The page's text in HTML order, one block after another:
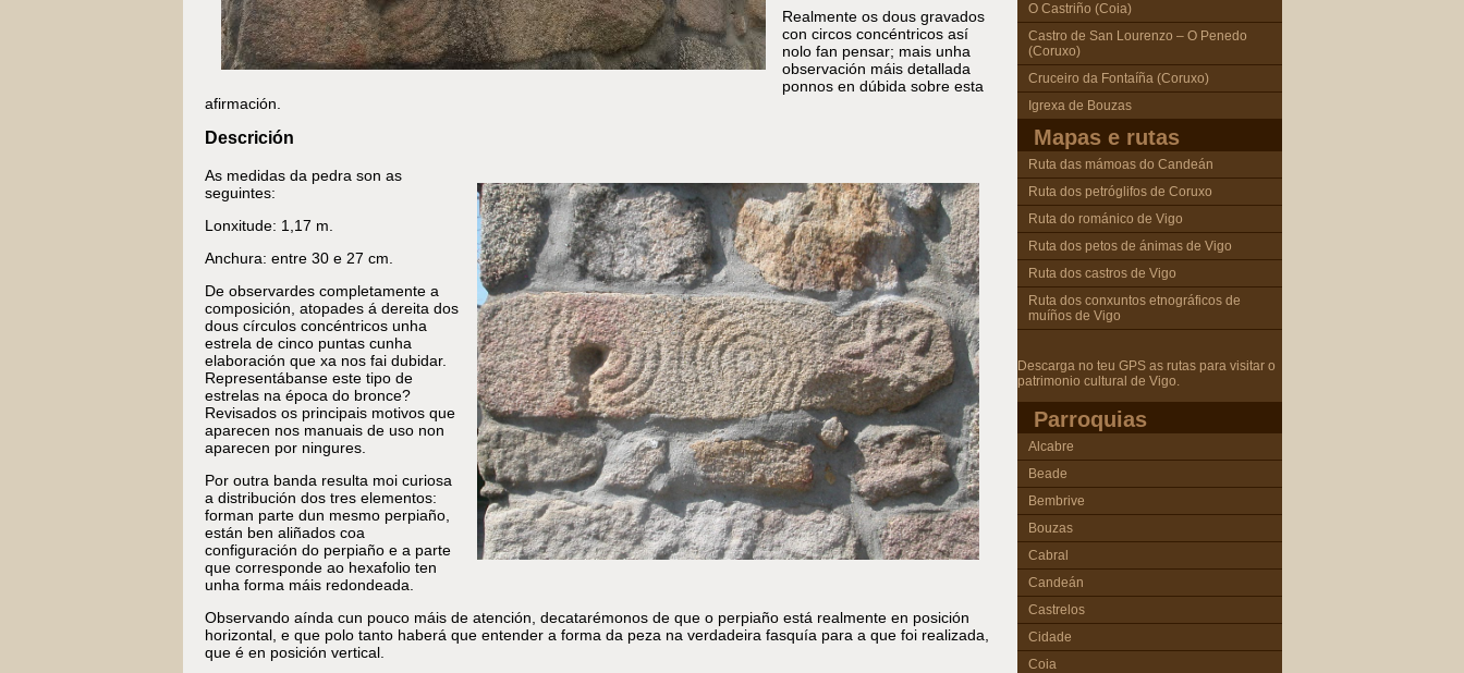
Realmente os dous gravados
con circos concéntricos así
nolo fan pensar; mais unha
observación máis detallada
ponnos en dúbida sobre esta
afirmación.
Descrición
As medidas da pedra son as
seguintes:
Lonxitude: 1,17 m.
Anchura: entre 30 e 27 cm.
De observardes completamente a
composición, atopades á dereita dos
dous círculos concéntricos unha
estrela de cinco puntas cunha
elaboración que xa nos fai dubidar.
Representábanse este tipo de
estrelas na época do bronce?
Revisados os principais motivos que
aparecen nos manuais de uso non
aparecen por ningures.
Por outra banda resulta moi curiosa
a distribución dos tres elementos:
forman parte dun mesmo perpiaño,
están ben aliñados coa
configuración do perpiaño e a parte
que corresponde ao hexafolio ten
unha forma máis redondeada.
Observando aínda cun pouco máis de atención, decatarémonos de que o perpiaño está realmente en posición
horizontal, e que polo tanto haberá que entender a forma da peza na verdadeira fasquía para a que foi realizada,
que é en posición vertical.
O Castriño (Coia)
Castro de San Lourenzo – O Penedo
(Coruxo)
Cruceiro da Fontaíña (Coruxo)
Igrexa de Bouzas
Mapas e rutas
Ruta das mámoas do Candeán
Ruta dos petróglifos de Coruxo
Ruta do románico de Vigo
Ruta dos petos de ánimas de Vigo
Ruta dos castros de Vigo
Ruta dos conxuntos etnográficos de
muíños de Vigo
Descarga no teu GPS as rutas para visitar o
patrimonio cultural de Vigo.
Parroquias
Alcabre
Beade
Bembrive
Bouzas
Cabral
Candeán
Castrelos
Cidade
Coia